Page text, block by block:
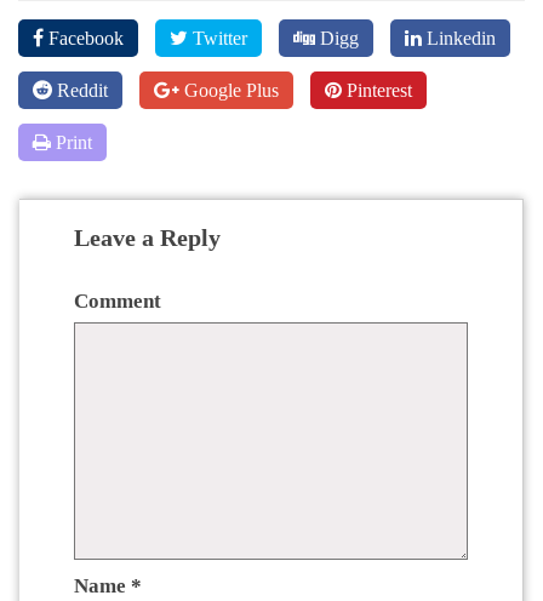
Facebook Twitter Digg Linkedin
Reddit Google Plus Pinterest
Print
Leave a Reply
Comment
Name *